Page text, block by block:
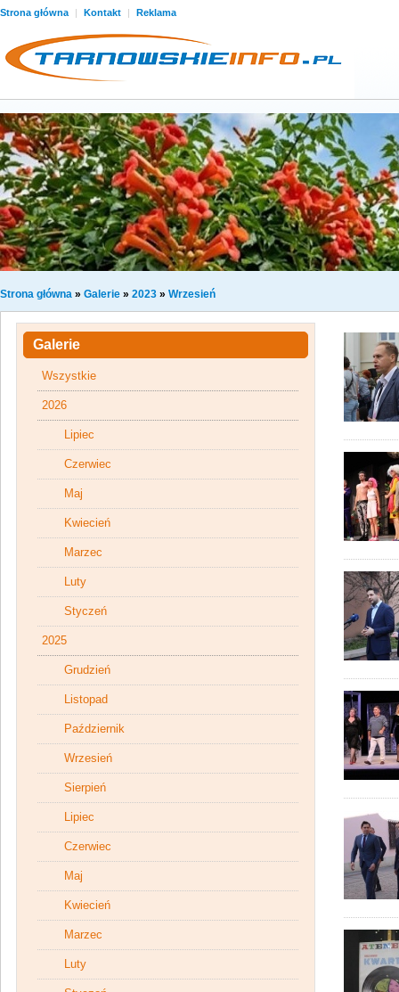
Strona główna | Kontakt | Reklama
Strona główna » Galerie » 2023 » Wrzesień
Galerie
Wszystkie
2026
Lipiec
Czerwiec
Maj
Kwiecień
Marzec
Luty
Styczeń
2025
Grudzień
Listopad
Październik
Wrzesień
Sierpień
Lipiec
Czerwiec
Maj
Kwiecień
Marzec
Luty